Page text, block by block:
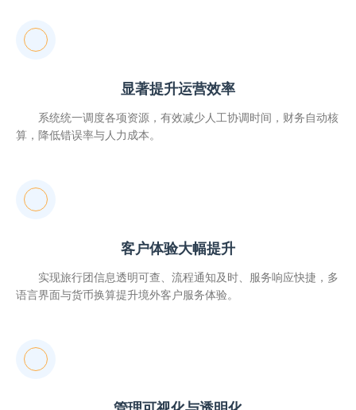
显著提升运营效率
系统统一调度各项资源，有效减少人工协调时间，财务自动核
算，降低错误率与人力成本。
客户体验大幅提升
实现旅行团信息透明可查、流程通知及时、服务响应快捷，多
语言界面与货币换算提升境外客户服务体验。